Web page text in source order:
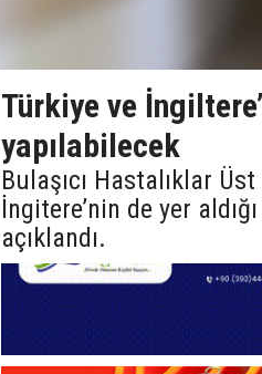
Türkiye ve
yapılabilecek
Bulaşıcı Hastalıklar
İngitere’nin de yer
açıklandı.